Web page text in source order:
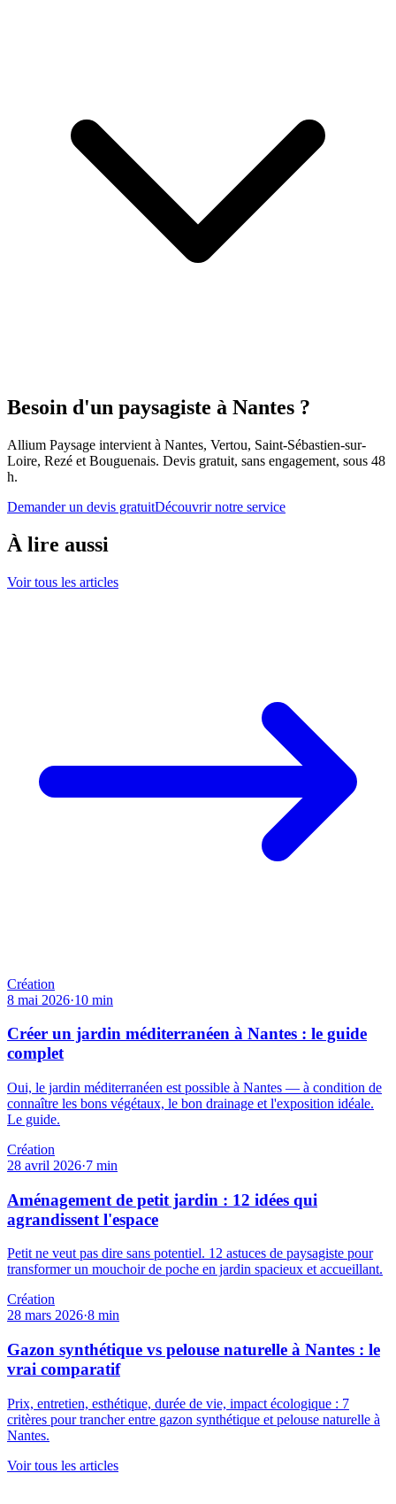
Besoin d'un paysagiste à Nantes ?
Allium Paysage intervient à Nantes, Vertou, Saint-Sébastien-sur-
Loire, Rezé et Bouguenais. Devis gratuit, sans engagement, sous 48
h.
Demander un devis gratuitDécouvrir notre service
À lire aussi
Voir tous les articles
Création
8 mai 2026·10 min
Créer un jardin méditerranéen à Nantes : le guide
complet
Oui, le jardin méditerranéen est possible à Nantes — à condition de
connaître les bons végétaux, le bon drainage et l'exposition idéale.
Le guide.
Création
28 avril 2026·7 min
Aménagement de petit jardin : 12 idées qui
agrandissent l'espace
Petit ne veut pas dire sans potentiel. 12 astuces de paysagiste pour
transformer un mouchoir de poche en jardin spacieux et accueillant.
Création
28 mars 2026·8 min
Gazon synthétique vs pelouse naturelle à Nantes : le
vrai comparatif
Prix, entretien, esthétique, durée de vie, impact écologique : 7
critères pour trancher entre gazon synthétique et pelouse naturelle à
Nantes.
Voir tous les articles